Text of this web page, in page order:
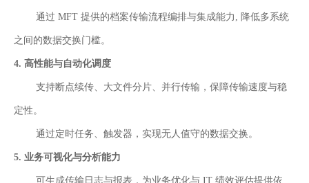
通过 MFT 提供的档案传输流程编排与集成能力, 降低多系统
之间的数据交换门槛。
4. 高性能与自动化调度
支持断点续传、大文件分片、并行传输，保障传输速度与稳
定性。
通过定时任务、触发器，实现无人值守的数据交换。
5. 业务可视化与分析能力
可生成传输日志与报表，为业务优化与 IT 绩效评估提供依